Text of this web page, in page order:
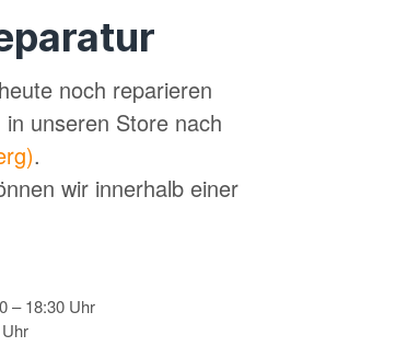
noch reparieren
unseren Store nach
.
wir innerhalb einer
– 18:30 Uhr